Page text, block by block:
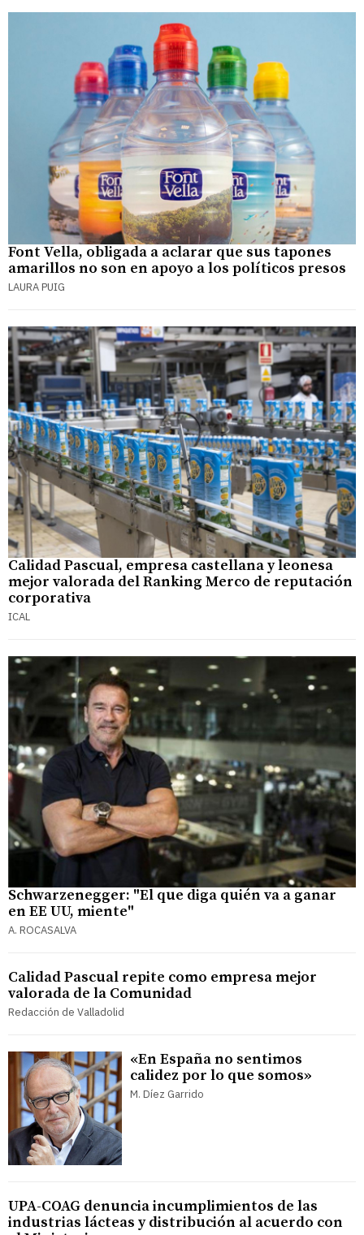
Font Vella, obligada a aclarar que sus tapones
amarillos no son en apoyo a los políticos presos
LAURA PUIG
Calidad Pascual, empresa castellana y leonesa
mejor valorada del Ranking Merco de reputación
corporativa
ICAL
Schwarzenegger: "El que diga quién va a ganar
en EE UU, miente"
A. ROCASALVA
Calidad Pascual repite como empresa mejor
valorada de la Comunidad
Redacción de Valladolid
«En España no sentimos
calidez por lo que somos»
M. Díez Garrido
UPA-COAG denuncia incumplimientos de las
industrias lácteas y distribución al acuerdo con